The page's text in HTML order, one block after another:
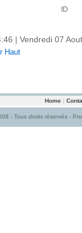
ID
| Vendredi 07
Haut
Home|
- Tous droits réservés -